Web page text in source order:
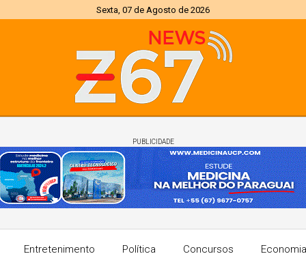
Sexta, 07 de Agosto de 2026
PUBLICIDADE
Entretenimento Política Concursos Economia